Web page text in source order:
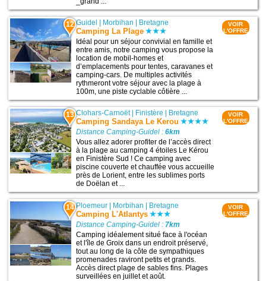
12 Guidel Morbihan Bretagne
Camping La Plage
Idéal pour un séjour convivial en famille et
entre amis, notre camping vous propose la
location de mobil-homes et
d’emplacements pour tentes, caravanes et
camping-cars. De multiples activités
rythmeront votre séjour avec la plage à
100m, une piste cyclable côtière ...
VOIR
L'OFFRE
13 Clohars-Carnoët| Finistère Bretagne
Camping Sandaya Le Kerou
Distance Camping-Guidel :6km
Vous allez adorer profiter de l’accès direct
à la plage au camping 4 étoiles Le Kérou
en Finistère Sud ! Ce camping avec
piscine couverte et chauffée vous accueille
près de Lorient, entre les sublimes ports
de Doëlan et ...
VOIR
L'OFFRE
14 Ploemeur | Morbihan | Bretagne
Camping L'Atlantys
Distance Camping-Guidel : 7km
Camping idéalement situé face à l'océan
et l'île de Groix dans un endroit préservé,
tout au long de la côte de sympathiques
promenades raviront petits et grands.
Accès direct plage de sables fins. Plages
surveillées en juillet et août.
VOIR
L'OFFRE